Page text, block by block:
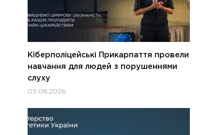
Кіберполіцейські Прикарпаття провели
навчання для людей з порушеннями
слуху
05.08.2026